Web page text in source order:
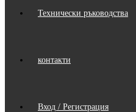
Технически ръководства
контакти
Вход / Регистрация